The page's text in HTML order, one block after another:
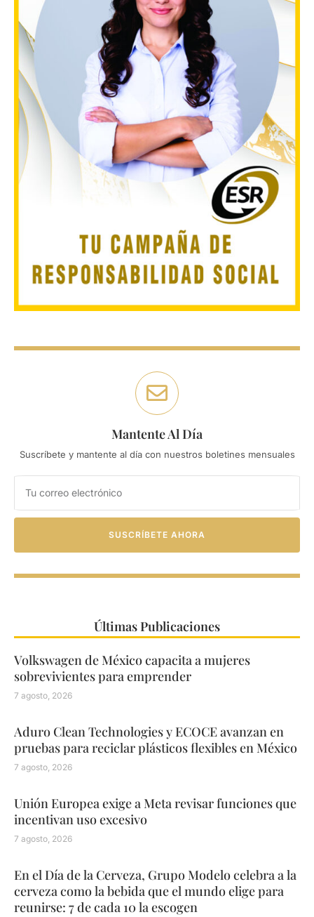
Mantente Al Día
Suscríbete y mantente al día con nuestros boletines mensuales
SUSCRÍBETE AHORA
Últimas Publicaciones
Volkswagen de México capacita a mujeres
sobrevivientes para emprender
7 agosto, 2026
Aduro Clean Technologies y ECOCE avanzan en
pruebas para reciclar plásticos flexibles en México
7 agosto, 2026
Unión Europea exige a Meta revisar funciones que
incentivan uso excesivo
7 agosto, 2026
En el Día de la Cerveza, Grupo Modelo celebra a la
cerveza como la bebida que el mundo elige para
reunirse: 7 de cada 10 la escogen